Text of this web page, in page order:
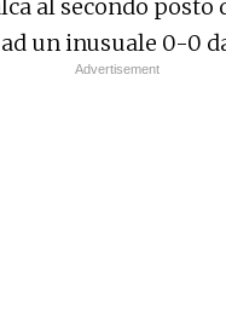
al secondo
un inusuale 0-0